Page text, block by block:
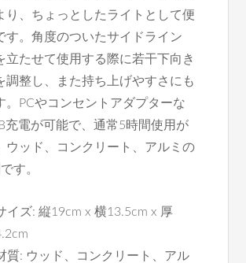
り、ちょっとしたライトとして便
す。角度のついたサイドライン
立たせて使用する際に若干下向き
調整し、また持ち上げやすさにも
。PCやコンセントアダプターな
充電が可能で、通常5時間使用が
ウッド、コンクリート、アルミの
す。
イズ: 縦19cm x 横13.5cm x 厚
質: ウッド、コンクリート、アル